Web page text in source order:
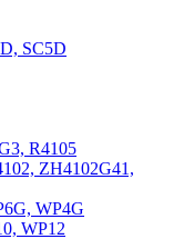
SC5D
R4105
ZH4102G41,
WP4G
WP12